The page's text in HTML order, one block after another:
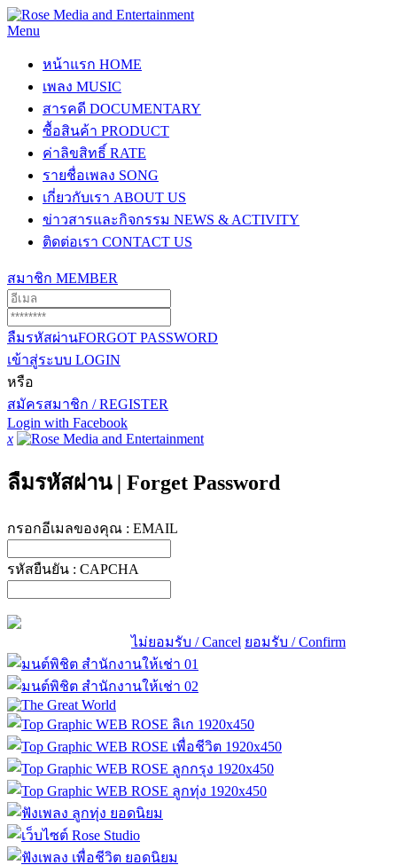
Menu
หน้าแรก HOME
เพลง MUSIC
สารคดี DOCUMENTARY
ซื้อสินค้า PRODUCT
ค่าลิขสิทธิ์ RATE
รายชื่อเพลง SONG
เกี่ยวกับเรา ABOUT US
ข่าวสารและกิจกรรม NEWS & ACTIVITY
ติดต่อเรา CONTACT US
สมาชิก MEMBER
ลืมรหัสผ่านFORGOT PASSWORD
เข้าสู่ระบบ LOGIN
หรือ
สมัครสมาชิก / REGISTER
Login with Facebook
x
ลืมรหัสผ่าน | Forget Password
กรอกอีเมลของคุณ : EMAIL
รหัสยืนยัน : CAPCHA
ไม่ยอมรับ / Cancel ยอมรับ / Confirm